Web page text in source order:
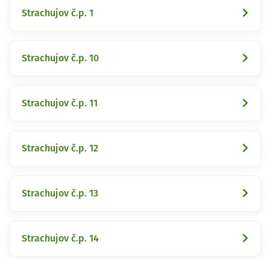
Strachujov č.p. 1
Strachujov č.p. 10
Strachujov č.p. 11
Strachujov č.p. 12
Strachujov č.p. 13
Strachujov č.p. 14